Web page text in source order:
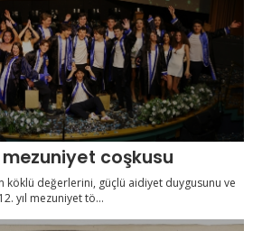
mezuniyet coşkusu
köklü değerlerini, güçlü aidiyet duygusunu ve
yıl mezuniyet tö...